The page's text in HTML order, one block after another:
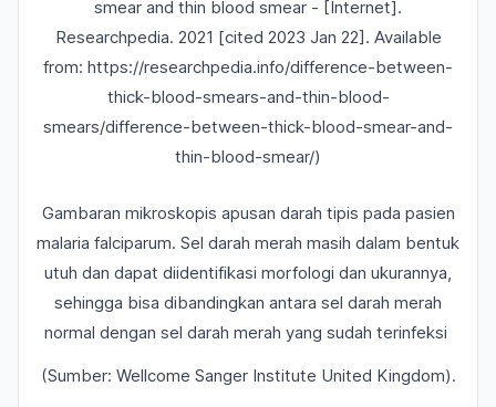
smear and thin blood smear - [Internet].
Researchpedia. 2021 [cited 2023 Jan 22]. Available
from: https://researchpedia.info/difference-between-
thick-blood-smears-and-thin-blood-
smears/difference-between-thick-blood-smear-and-
thin-blood-smear/)
Gambaran mikroskopis apusan darah tipis pada pasien
malaria falciparum. Sel darah merah masih dalam bentuk
utuh dan dapat diidentifikasi morfologi dan ukurannya,
sehingga bisa dibandingkan antara sel darah merah
normal dengan sel darah merah yang sudah terinfeksi
(Sumber: Wellcome Sanger Institute United Kingdom).